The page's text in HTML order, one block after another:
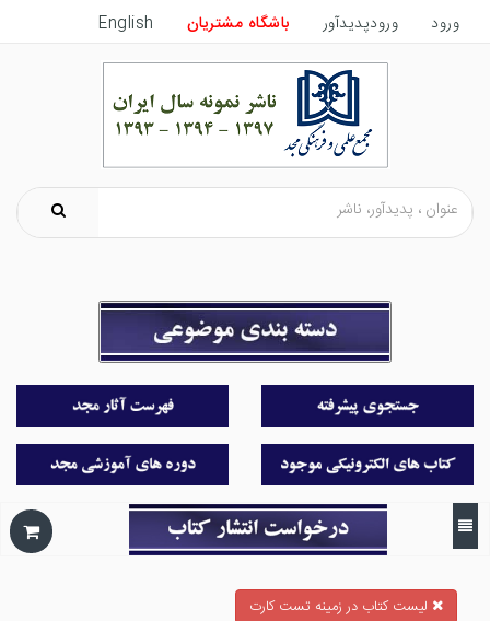
ورود ورودپدیدآور باشگاه مشتریان English
ليست كتاب در زمينه تست كارت